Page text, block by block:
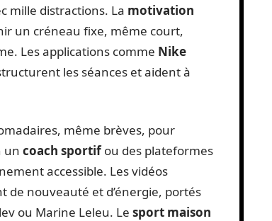
mille distractions. La motivation
un créneau fixe, même court,
Les applications comme Nike
les séances et aident à
même brèves, pour
un coach sportifou des plateformes
accessible. Les vidéos
de nouveauté et d’énergie, portés
ou Marine Leleu. Le sport maison